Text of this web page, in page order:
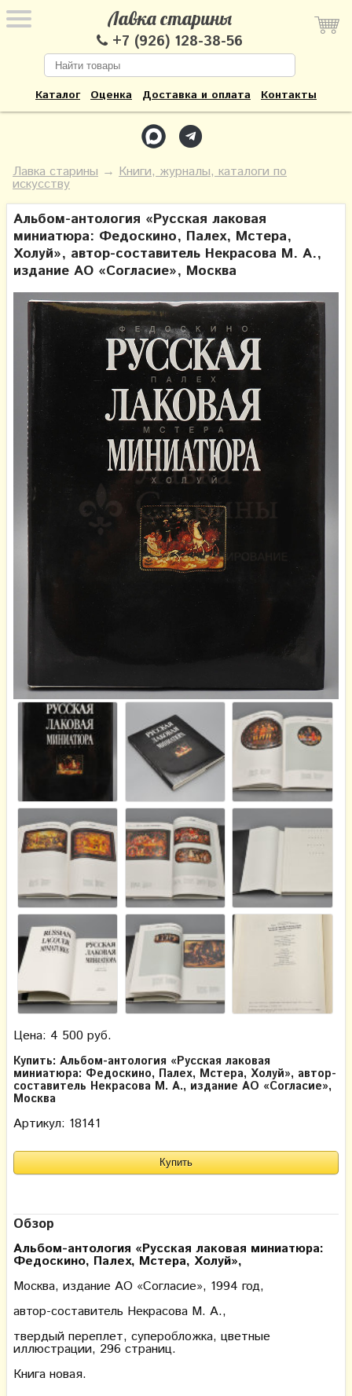
Лавка старины
+7 (926) 128-38-56
Каталог Оценка Доставка и оплата Контакты
Лавка старины → Книги, журналы, каталоги по
искусcтву
Альбом-антология «Русская лаковая
миниатюра: Федоскино, Палех, Мстера,
Холуй», автор-составитель Некрасова М. А.,
издание АО «Согласие», Москва
Цена: 4 500 руб.
Купить: Альбом-антология «Русская лаковая
миниатюра: Федоскино, Палех, Мстера, Холуй», автор-
составитель Некрасова М. А., издание АО «Согласие»,
Москва
Артикул: 18141
Обзор
Альбом-антология «Русская лаковая миниатюра:
Федоскино, Палех, Мстера, Холуй»,
Москва, издание АО «Согласие», 1994 год,
автор-составитель Некрасова М. А.,
твердый переплет, суперобложка, цветные
иллюстрации, 296 страниц.
Книга новая.